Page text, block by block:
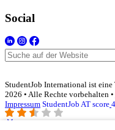
Social
StudentJob International ist
2026 • Alle Rechte vorbehalten •
Impressum StudentJob AT score